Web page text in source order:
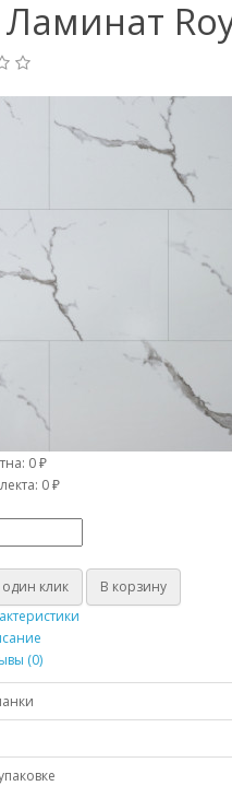
Ламинат
0 ₽
0 ₽
один клик
В корзину
(0)